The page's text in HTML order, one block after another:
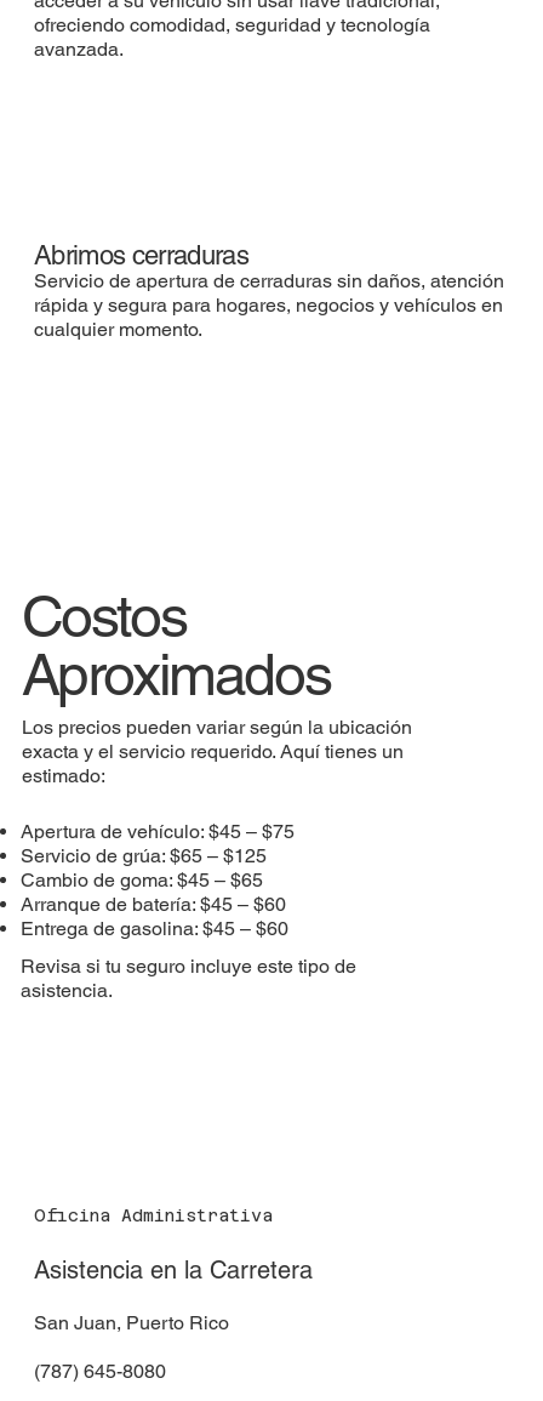
ofreciendo comodidad, seguridad y tecnología
avanzada.
Abrimos cerraduras
Servicio de apertura de cerraduras sin daños, atención
rápida y segura para hogares, negocios y vehículos en
cualquier momento.
Costos
Aproximados
Los precios pueden variar según la ubicación
exacta y el servicio requerido. Aquí tienes un
estimado:
Apertura de vehículo: $45 – $75
Servicio de grúa: $65 – $125
Cambio de goma: $45 – $65
Arranque de batería: $45 – $60
Entrega de gasolina: $45 – $60
Revisa si tu seguro incluye este tipo de
asistencia.
Oficina Administrativa
Asistencia en la Carretera
San Juan, Puerto Rico
(787) 645-8080